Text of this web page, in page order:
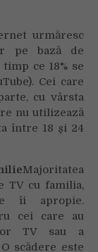
urmăresc
pe bază de
ce 18% se
Cei care
cu vârsta
nu utilizează
între 18 și 24
Majoritatea
TV cu familia,
îi apropie.
cei care au
TV sau a
scădere este